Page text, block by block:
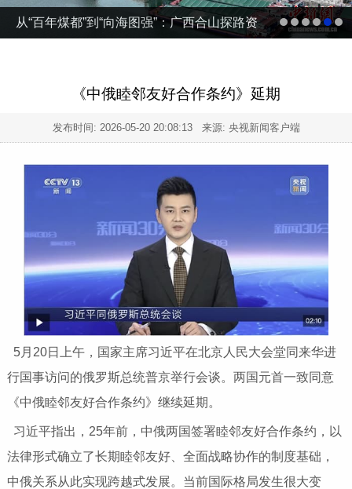
从“百年煤都”到“向海图强”：广西合山探路资
《中俄睦邻友好合作条约》延期
发布时间: 2026-05-20 20:08:13来源: 央视新闻客户端
5月20日上午，国家主席习近平在北京人民大会堂同来华进
行国事访问的俄罗斯总统普京举行会谈。两国元首一致同意
《中俄睦邻友好合作条约》继续延期。
习近平指出，25年前，中俄两国签署睦邻友好合作条约，以
法律形式确立了长期睦邻友好、全面战略协作的制度基础，
中俄关系从此实现跨越式发展。当前国际格局发生很大变